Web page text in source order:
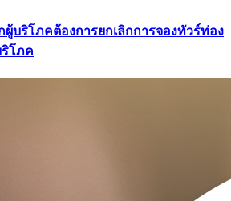
ผู้บริโภคต้องการยกเลิกการจองทัวร์ท่อง
โภค